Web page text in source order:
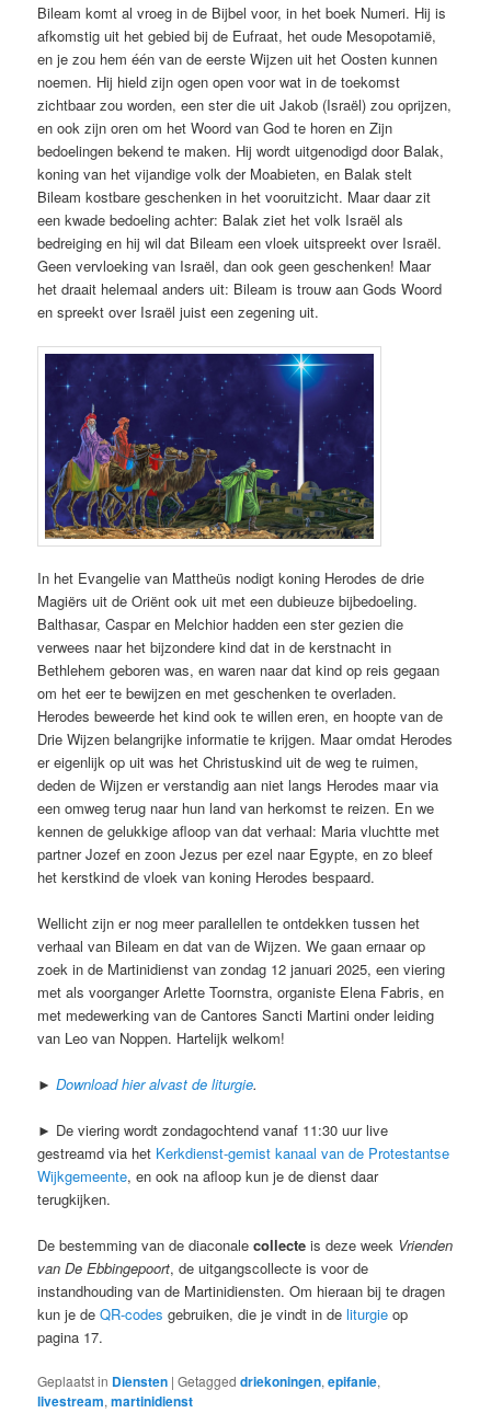
Bileam komt al vroeg in de Bijbel voor, in het boek Numeri. Hij is
afkomstig uit het gebied bij de Eufraat, het oude Mesopotamië,
en je zou hem één van de eerste Wijzen uit het Oosten kunnen
noemen. Hij hield zijn ogen open voor wat in de toekomst
zichtbaar zou worden, een ster die uit Jakob (Israël) zou oprijzen,
en ook zijn oren om het Woord van God te horen en Zijn
bedoelingen bekend te maken. Hij wordt uitgenodigd door Balak,
koning van het vijandige volk der Moabieten, en Balak stelt
Bileam kostbare geschenken in het vooruitzicht. Maar daar zit
een kwade bedoeling achter: Balak ziet het volk Israël als
bedreiging en hij wil dat Bileam een vloek uitspreekt over Israël.
Geen vervloeking van Israël, dan ook geen geschenken! Maar
het draait helemaal anders uit: Bileam is trouw aan Gods Woord
en spreekt over Israël juist een zegening uit.
In het Evangelie van Mattheüs nodigt koning Herodes de drie
Magiërs uit de Oriënt ook uit met een dubieuze bijbedoeling.
Balthasar, Caspar en Melchior hadden een ster gezien die
verwees naar het bijzondere kind dat in de kerstnacht in
Bethlehem geboren was, en waren naar dat kind op reis gegaan
om het eer te bewijzen en met geschenken te overladen.
Herodes beweerde het kind ook te willen eren, en hoopte van de
Drie Wijzen belangrijke informatie te krijgen. Maar omdat Herodes
er eigenlijk op uit was het Christuskind uit de weg te ruimen,
deden de Wijzen er verstandig aan niet langs Herodes maar via
een omweg terug naar hun land van herkomst te reizen. En we
kennen de gelukkige afloop van dat verhaal: Maria vluchtte met
partner Jozef en zoon Jezus per ezel naar Egypte, en zo bleef
het kerstkind de vloek van koning Herodes bespaard.
Wellicht zijn er nog meer parallellen te ontdekken tussen het
verhaal van Bileam en dat van de Wijzen. We gaan ernaar op
zoek in de Martinidienst van zondag 12 januari 2025, een viering
met als voorganger Arlette Toornstra, organiste Elena Fabris, en
met medewerking van de Cantores Sancti Martini onder leiding
van Leo van Noppen. Hartelijk welkom!
►Download hier alvast de liturgie.
► De viering wordt zondagochtend vanaf 11:30 uur live
gestreamd via het Kerkdienst-gemist kanaal van de Protestantse
Wijkgemeente, en ook na afloop kun je de dienst daar
terugkijken.
De bestemming van de diaconalecollecte is deze week Vrienden
van De Ebbingepoort, de uitgangscollecte is voor de
instandhouding van de Martinidiensten. Om hieraan bij te dragen
kun je deQR-codes gebruiken, die je vindt in deliturgie op
pagina 17.
Geplaatst in Diensten |Getagged driekoningen,epifanie,
livestream,martinidienst